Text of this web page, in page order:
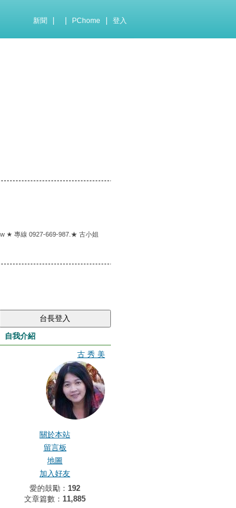
新聞 PChome 登入
★ 專線 0927-669-987.★ 古小姐
自我介紹
古 秀 美
關於本站
留言板
地圖
加入好友
愛的鼓勵： 192
文章篇數： 11,885